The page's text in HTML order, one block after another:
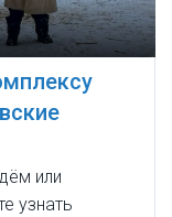
или
узнать